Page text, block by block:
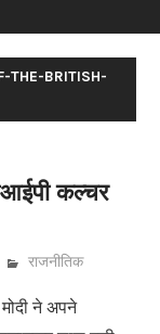
THE-BRITISH-
कल्चर
राजनीतिक
ने अपने